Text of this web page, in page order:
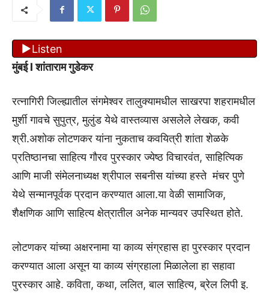
Listen
मुंबई l शांताराम गुडेकर
रत्नागिरी जिल्ह्यातील संगमेश्वर तालुक्यामधील साखरपा शहरामधील
मुर्शी गावचे सुपुत्र, मुलुंड येथे वास्तव्यास असलेले लेखक, कवी
श्री.अशोक लोटणकर यांना नुकताच कवयित्री शांता शेळके
प्रतिष्ठानचा साहित्य गौरव पुरस्कार ज्येष्ठ विचारवंत, साहित्यिक
आणि माजी संमेलनाध्यक्ष श्रीपाल सबनीस यांच्या हस्ते मंचर पुणे
येथे सन्मानपूर्वक प्रदान करण्यात आला.या वेळी सामाजिक,
शैक्षणिक आणि साहित्य क्षेत्रातील अनेक मान्यवर उपस्थित होते.
लोटणकर यांच्या अक्षरनामा या काव्य संग्रहास हा पुरस्कार प्रदान
करण्यात आला असून या काव्य संग्रहाला मिळालेला हा सहावा
पुरस्कार आहे. कविता, कथा, ललित, बाल साहित्य, ब्रेल लिपी इ.